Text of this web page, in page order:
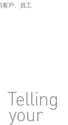
客戶、員工